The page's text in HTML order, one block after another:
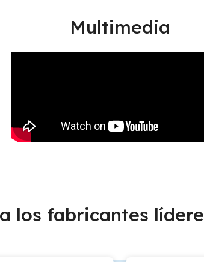
Multimedia
los fabricantes